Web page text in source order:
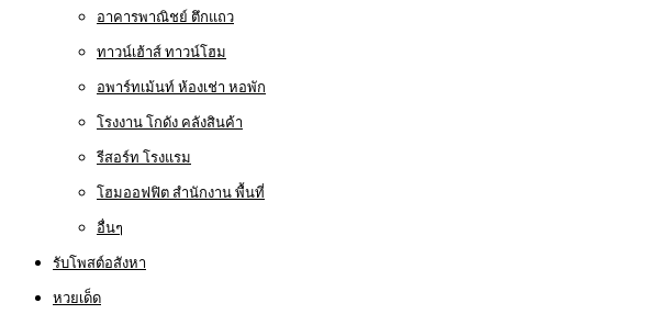
อาคารพาณิชย์ ตึกแถว
ทาวน์เฮ้าส์ ทาวน์โฮม
อพาร์ทเม้นท์ ห้องเช่า หอพัก
โรงงาน โกดัง คลังสินค้า
รีสอร์ท โรงแรม
โฮมออฟฟิต สำนักงาน พื้นที่
อื่นๆ
รับโพสต์อสังหา
หวยเด็ด